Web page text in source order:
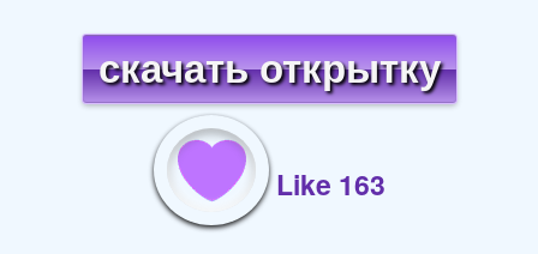
скачать открытку
Like 163